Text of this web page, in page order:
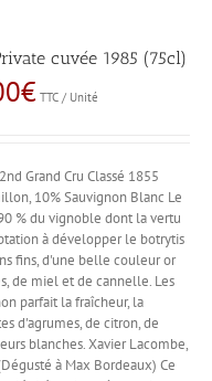
cuvée 1985 (75cl)
€ TTC / Unité
2nd Grand Cru Classé 1855
10% Sauvignon Blanc Le
% du vignoble dont la vertu
à développer le botrytis
fins, d'une belle couleur or
de miel et de cannelle. Les
parfait la fraîcheur, la
d'agrumes, de citron, de
blanches. Xavier Lacombe,
à Max Bordeaux) Ce